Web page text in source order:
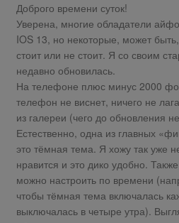
Доброго времени суток!
Уверена, многие обладатели
IOS 13, но некоторые, может
стоит или не стоит. Я со своим
недавно обновилась.
На телефоне плюс минус 2000
телефон не виснет, ничего не
из галереи (чего до обновления
Естественно, одна из главных
это тёмная тема. Я хожу так уже
нравится и это дико удобно.
можно настроить по времени
чтобы тёмная тема включалась
выключалась в четыре утра).